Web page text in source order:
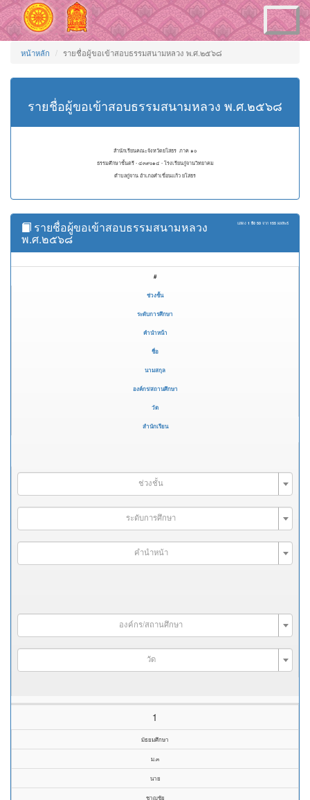
Toggle
navigation
หน้าหลัก รายชื่อผู้ขอเข้าสอบธรรมสนามหลวง พ.ศ.๒๕๖๘
รายชื่อผู้ขอเข้าสอบธรรมสนามหลวง พ.ศ.๒๕๖๘
สำนักเรียนคณะจังหวัดยโสธร ภาค ๑๐
ธรรมศึกษาชั้นตรี - ๔๓๙๐๑๔ - โรงเรียนกู่จานวิทยาคม
ตำบลกู่จาน อำเภอคำเขื่อนแก้ว ยโสธร
แสดง 1 ถึง 50 จาก 155 ผลลัพธ์
รายชื่อผู้ขอเข้าสอบธรรมสนามหลวง
พ.ศ.๒๕๖๘
#
ช่วงชั้น
ระดับการศึกษา
คำนำหน้า
ชื่อ
นามสกุล
องค์กร/สถานศึกษา
วัด
สำนักเรียน
ช่วงชั้น
ระดับการศึกษา
คำนำหน้า
องค์กร/สถานศึกษา
วัด
1
มัธยมศึกษา
ม.๓
นาย
ชาญชัย